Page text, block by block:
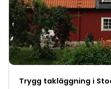
Trygg takläggning i